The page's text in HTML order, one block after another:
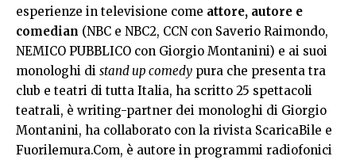
esperienze in televisione come attore, autore e
comedian (NBC e NBC2, CCN con Saverio Raimondo,
NEMICO PUBBLICO con Giorgio Montanini) e ai suoi
monologhi di stand up comedy pura che presenta tra
club e teatri di tutta Italia, ha scritto 25 spettacoli
teatrali, è writing-partner dei monologhi di Giorgio
Montanini, ha collaborato con la rivista ScaricaBile e
Fuorilemura.Com, è autore in programmi radiofonici